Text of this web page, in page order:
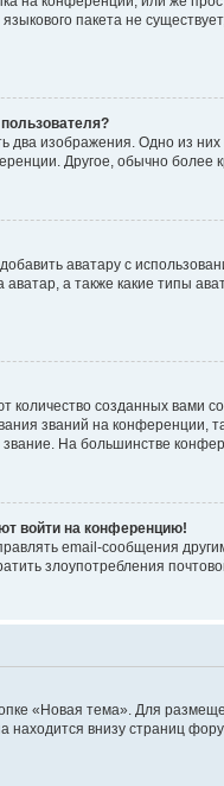
языкового пакета не
два изображения. Одно из
Другое, обычно более
аватару с
а также какие типы
созданных вами
званий на конференции,
На большинстве
войти на конференцию!
email-сообщения
злоупотребления
«Новая тема». Для
находится внизу страниц